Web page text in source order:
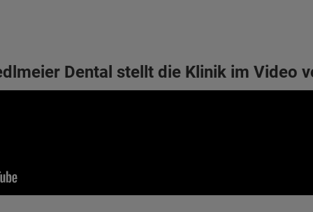
Dental stellt die Klinik im Video